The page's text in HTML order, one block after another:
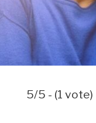
5/5 - (1 vote)